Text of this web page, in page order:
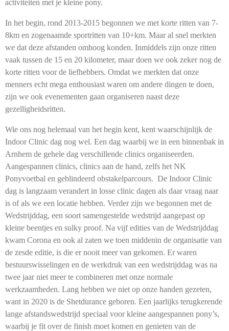
activiteiten met je kleine pony.
In het begin, rond 2013-2015 begonnen we met korte ritten van 7-
8km en zogenaamde sportritten van 10+km. Maar al snel merkten
we dat deze afstanden omhoog konden. Inmiddels zijn onze ritten
vaak tussen de 15 en 20 kilometer, maar doen we ook zeker nog de
korte ritten voor de liefhebbers. Omdat we merkten dat onze
menners echt mega enthousiast waren om andere dingen te doen,
zijn we ook evenementen gaan organiseren naast deze
gezelligheidsritten.
Wie ons nog helemaal van het begin kent, kent waarschijnlijk de
Indoor Clinic dag nog wel. Een dag waarbij we in een binnenbak in
Arnhem de gehele dag verschillende clinics organiseerden.
Aangespannen clinics, clinics aan de hand, zelfs het NK
Ponyvoetbal en geblindeerd obstakelparcours. De Indoor Clinic
dag is langzaam verandert in losse clinic dagen als daar vraag naar
is of als we een locatie hebben. Verder zijn we begonnen met de
Wedstrijddag, een soort samengestelde wedstrijd aangepast op
kleine beentjes en sulky proof. Na vijf edities van de Wedstrijddag
kwam Corona en ook al zaten we toen middenin de organisatie van
de zesde editie, is die er nooit meer van gekomen. Er waren
bestuurswisselingen en de werkdruk van een wedstrijddag was na
twee jaar niet meer te combineren met onze normale
werkzaamheden. Lang hebben we niet op onze handen gezeten,
want in 2020 is de Shetdurance geboren. Een jaarlijks terugkerende
lange afstandswedstrijd speciaal voor kleine aangespannen pony’s,
waarbij je fit over de finish moet komen en genieten van de